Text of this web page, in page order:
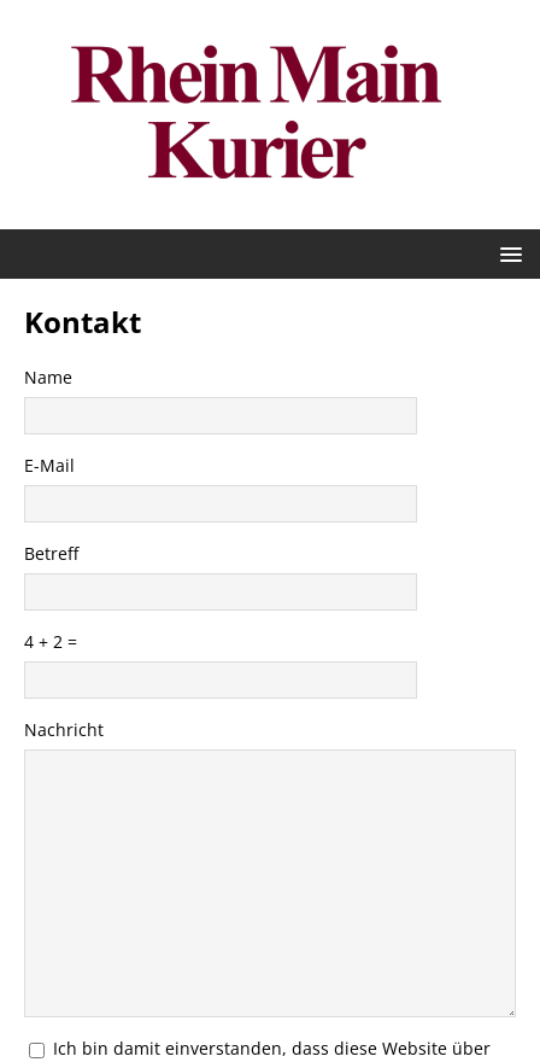
Kontakt
Name
E-Mail
Betreff
4 + 2 =
Please
ignore
Please
ignore
Nachricht
Ich bin damit einverstanden, dass diese Website über